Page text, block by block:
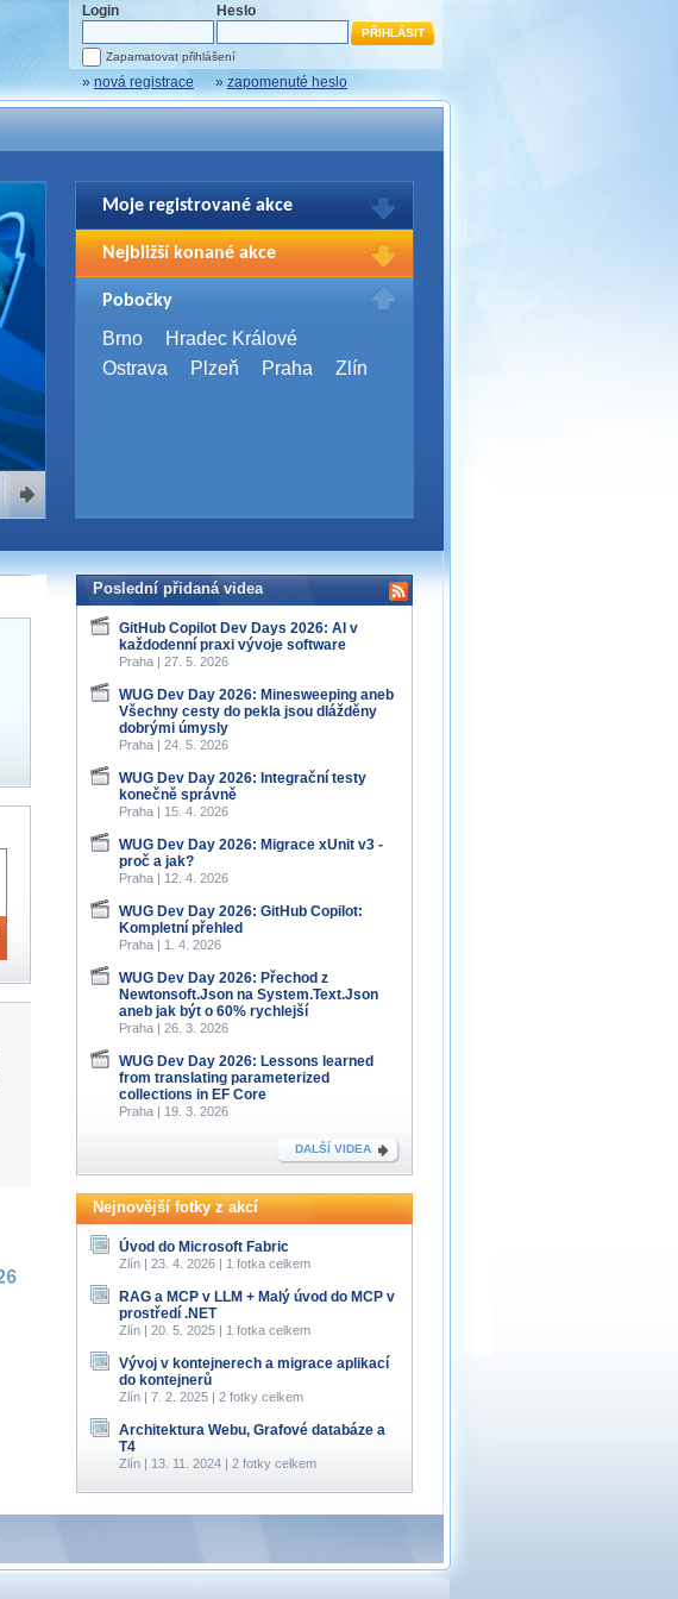
Login Heslo
Zapamatovat přihlášení
» nová registrace » zapomenuté heslo
Moje registrované akce
Pro zobrazení Vašich registrací na akce
se prosím přihlašte.
Nejbližší konané akce
WUG Days 2026
4. 9. 2026,Brno
SQL Server Bootcamp 2026
Pobočky
Brno
Hradec Králové
Ostrava
Plzeň Praha Zlín
Poslední přidaná videa
GitHub Copilot Dev Days 2026: AI v
každodenní praxi vývoje software
Praha | 27. 5. 2026
WUG Dev Day 2026: Minesweeping aneb
Všechny cesty do pekla jsou dlážděny
dobrými úmysly
Praha | 24. 5. 2026
WUG Dev Day 2026: Integrační testy
konečně správně
Praha | 15. 4. 2026
WUG Dev Day 2026: Migrace xUnit v3 -
proč a jak?
Praha | 12. 4. 2026
WUG Dev Day 2026: GitHub Copilot:
Kompletní přehled
Praha | 1. 4. 2026
WUG Dev Day 2026: Přechod z
Newtonsoft.Json na System.Text.Json
aneb jak být o 60% rychlejší
Praha | 26. 3. 2026
WUG Dev Day 2026: Lessons learned
from translating parameterized
collections in EF Core
Praha | 19. 3. 2026
DALŠÍ VIDEA
Nejnovější fotky z akcí
Úvod do Microsoft Fabric
Zlín | 23. 4. 2026 | 1 fotka celkem
RAG a MCP v LLM + Malý úvod do MCP v
prostředí .NET
Zlín | 20. 5. 2025 | 1 fotka celkem
Vývoj v kontejnerech a migrace aplikací
do kontejnerů
Zlín | 7. 2. 2025 | 2 fotky celkem
Architektura Webu, Grafové databáze a
T4
Zlín | 13. 11. 2024 | 2 fotky celkem